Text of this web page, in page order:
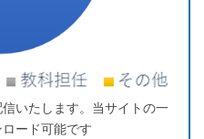
いたします。当サイトの一
ード可能です